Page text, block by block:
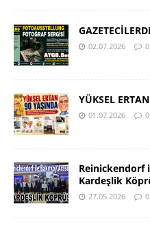
02.07.2026 0
YÜKSEL
01.07.2026 0
Reinickendorf
Kardeşlik
27.05.2026 0